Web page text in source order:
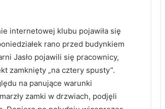
internetowej klubu pojawiła się
rano przed budynkiem
Jasło pojawili się pracownicy,
zamknięty „na cztery spusty”.
na panujące warunki
zamki w drzwiach, podjęli